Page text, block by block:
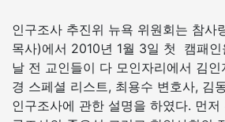
인구조사 추진위 뉴욕 위원회는 참사
목사)에서 2010년 1월 3일 첫 캠패
날 전 교인들이 다 모인자리에서 김
경 스페셜 리스트, 최용수 변호사, 김
인구조사에 관한 설명을 하였다. 먼